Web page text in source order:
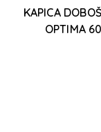
KAPICA
OPTIMA